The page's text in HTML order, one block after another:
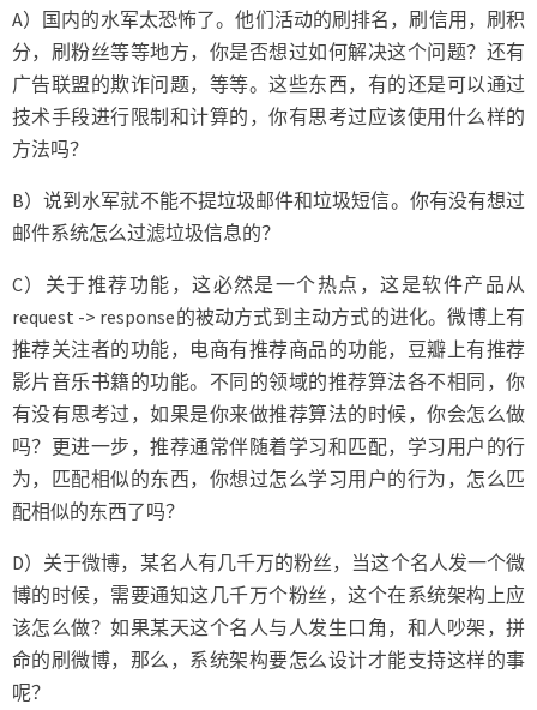
A）国内的水军太恐怖了。他们活动的刷排名，刷信用，刷积
分，刷粉丝等等地方，你是否想过如何解决这个问题？还有
广告联盟的欺诈问题，等等。这些东西，有的还是可以通过
技术手段进行限制和计算的，你有思考过应该使用什么样的
方法吗？
B）说到水军就不能不提垃圾邮件和垃圾短信。你有没有想过
邮件系统怎么过滤垃圾信息的？
C）关于推荐功能，这必然是一个热点，这是软件产品从
request -> response的被动方式到主动方式的进化。微博上有
推荐关注者的功能，电商有推荐商品的功能，豆瓣上有推荐
影片音乐书籍的功能。不同的领域的推荐算法各不相同，你
有没有思考过，如果是你来做推荐算法的时候，你会怎么做
吗？更进一步，推荐通常伴随着学习和匹配，学习用户的行
为，匹配相似的东西，你想过怎么学习用户的行为，怎么匹
配相似的东西了吗？
D）关于微博，某名人有几千万的粉丝，当这个名人发一个微
博的时候，需要通知这几千万个粉丝，这个在系统架构上应
该怎么做？如果某天这个名人与人发生口角，和人吵架，拼
命的刷微博，那么，系统架构要怎么设计才能支持这样的事
呢？